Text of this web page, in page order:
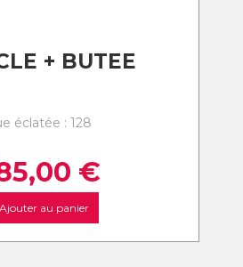
+ BUTEE
éclatée : 128
€
Ajouter au panier